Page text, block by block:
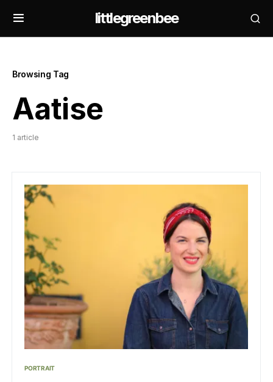
littlegreenbee
Browsing Tag
Aatise
1 article
PORTRAIT